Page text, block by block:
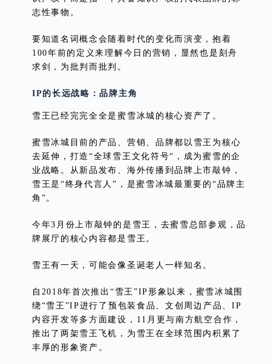
志性事物。
要知道名词概念会随着时代的变化而演变，抱着
100年前的定义来理解今日的营销，显然也是刻舟
求剑，为批判而批判。
IP的长远战略：品牌主角
雪王已经完完全全是蜜雪冰城的核心资产了。
蜜雪冰城目前的产品、营销、品牌都以雪王为核心
去延伸，打造“全球雪王文化符号“，成为蜜雪的企
业战略。从新品发布、海外传播到品牌上市敲钟，
雪王是“终身代言人”，是蜜雪冰城最重要的“品牌主
角”。
今年3月份上市敲钟的是雪王，去蜜雪总部参观，品
牌展厅的核心内容都是雪王。
雪王有一天，可能会像圣诞老人一样知名。
自2018年首次推出“雪王”IP形象以来，蜜雪冰城围
绕“雪王”IP进行了预包装食品、文创周边产品、IP
内容开发等多方面建设，11月更与南方航空合作，
推出了两架雪王飞机，为雪王在全球范围内积累了
丰厚的形象资产。